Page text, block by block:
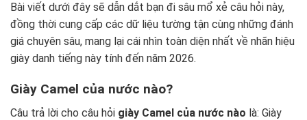
Bài viết dưới đây sẽ dẫn dắt bạn đi sâu mổ xẻ câu hỏi này,
đồng thời cung cấp các dữ liệu tường tận cùng những đánh
giá chuyên sâu, mang lại cái nhìn toàn diện nhất về nhãn hiệu
giày danh tiếng này tính đến năm 2026.
Giày Camel của nước nào?
Câu trả lời cho câu hỏi giày Camel của nước nào là: Giày